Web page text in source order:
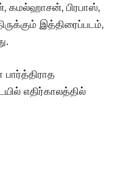
கமல்ஹாசன், பிரபாஸ்,
இத்திரைப்படம்,
எதிர்காலத்தில்